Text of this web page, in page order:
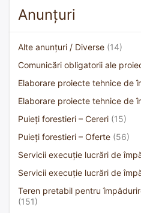
Anunțuri
Alte anunțuri / Diverse (14)
Comunicări obligatorii ale
Elaborare proiecte tehnice de
Elaborare proiecte tehnice de
Puieți forestieri – Cereri (15)
Puieți forestieri – Oferte (56)
Servicii execuție lucrări de
Servicii execuție lucrări de
Teren pretabil pentru
(151)